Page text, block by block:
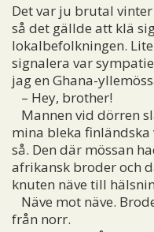
Det var ju brutal
så det gällde att klä
lokalbefolkningen.
signalera var
jag en Ghana-
– Hey, brother!
Mannen vid dörren
mina bleka finländska
så. Den där mössan
afrikansk broder och
knuten näve till
Näve mot näve.
från norr.